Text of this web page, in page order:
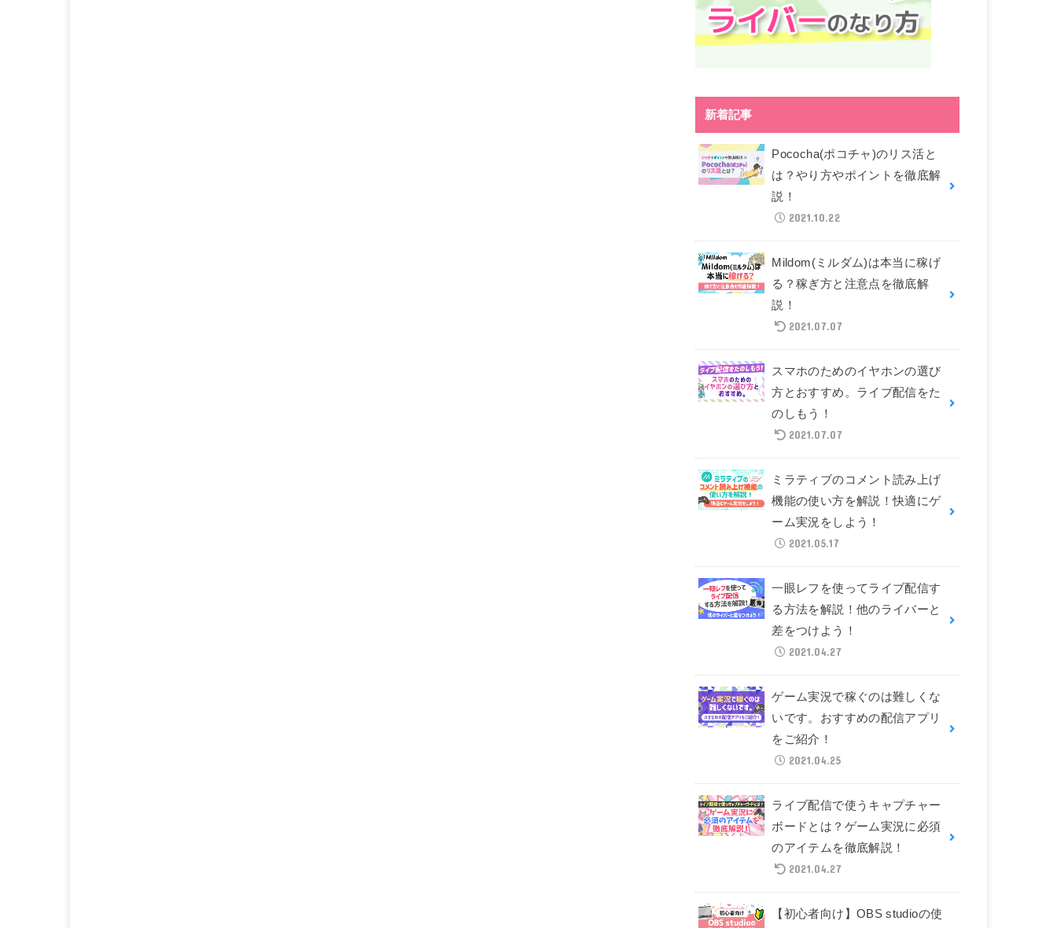
新着記事
Pococha(ポコチャ)のリス活と
は？やり方やポイントを徹底解
説！
2021.10.22
Mildom(ミルダム)は本当に稼げ
る？稼ぎ方と注意点を徹底解
説！
2021.07.07
スマホのためのイヤホンの選び
方とおすすめ。ライブ配信をた
のしもう！
2021.07.07
ミラティブのコメント読み上げ
機能の使い方を解説！快適にゲ
ーム実況をしよう！
2021.05.17
一眼レフを使ってライブ配信す
る方法を解説！他のライバーと
差をつけよう！
2021.04.27
ゲーム実況で稼ぐのは難しくな
いです。おすすめの配信アプリ
をご紹介！
2021.04.25
ライブ配信で使うキャプチャー
ボードとは？ゲーム実況に必須
のアイテムを徹底解説！
2021.04.27
【初心者向け】OBS studioの使